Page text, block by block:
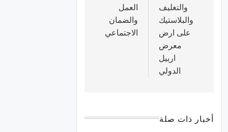
والتغليف
والبلاستيك
على ارض
معرض
اربيل
الدولي
العمل
والضمان
الاجتماعي
أخبار ذات صلة